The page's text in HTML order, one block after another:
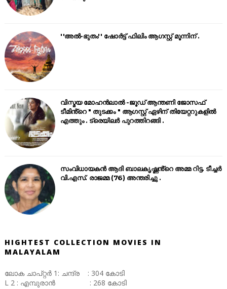
''അൽ-ഭുതം'' ഷോർട്ട് ഫിലിം ആഗസ്റ്റ് മൂന്നിന് .
വിസ്മയ മോഹൻലാൽ -ജൂഡ് ആന്തണി ജോസഫ്
ടീമിൻ്റെ " തുടക്കം " ആഗസ്റ്റ് ഏഴിന് തിയേറ്ററുകളിൽ
എത്തും . ട്രെയിലർ പുറത്തിറങ്ങി .
സംവിധായകൻ ആദി ബാലകൃഷ്ണൻ്റെ അമ്മ റിട്ട. ടീച്ചർ
വി.എസ്. രാജമ്മ (76) അന്തരിച്ചു .
HIGHTEST COLLECTION MOVIES IN
MALAYALAM
ലോക ചാപ്റ്റർ 1: ചന്ദ്ര : 304 കോടി
L 2 : എമ്പുരാൻ : 268 കോടി